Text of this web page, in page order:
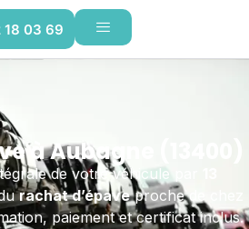
18 03 69
à Aubagne (13400)
de votre véhicule par
rachat d’épaveproche de chez
paiement et certificat inclus.